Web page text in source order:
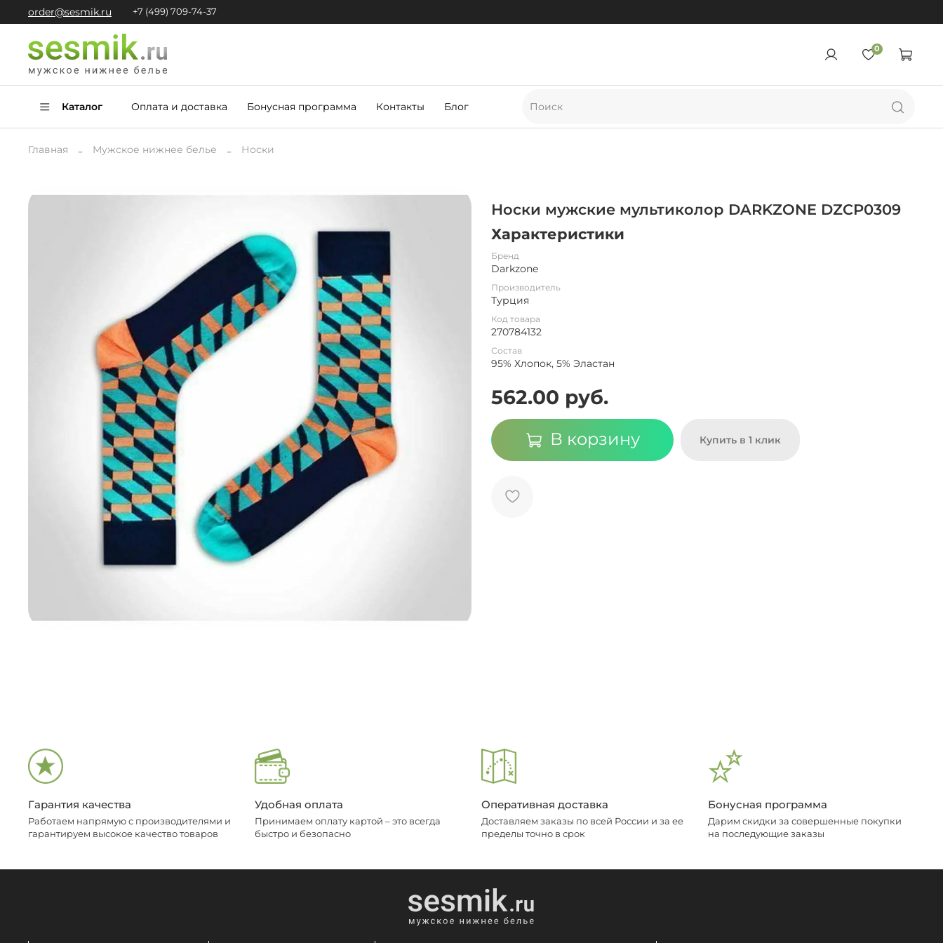
order@sesmik.ru +7 (499) 709-74-37
0
Каталог Оплата и доставка Бонусная программа Контакты Блог
Главная Мужское нижнее белье Носки
Носки мужские мультиколор DARKZONE DZCP0309
Характеристики
Бренд
Darkzone
Производитель
Турция
Код товара
270784132
Состав
95% Хлопок, 5% Эластан
562.00 руб.
В корзину Купить в 1 клик
Гарантия качества
Работаем напрямую с производителями и
гарантируем высокое качество товаров
Удобная оплата
Принимаем оплату картой – это всегда
быстро и безопасно
Оперативная доставка
Доставляем заказы по всей России и за ее
пределы точно в срок
Бонусная программа
Дарим скидки за совершенные покупки
на последующие заказы